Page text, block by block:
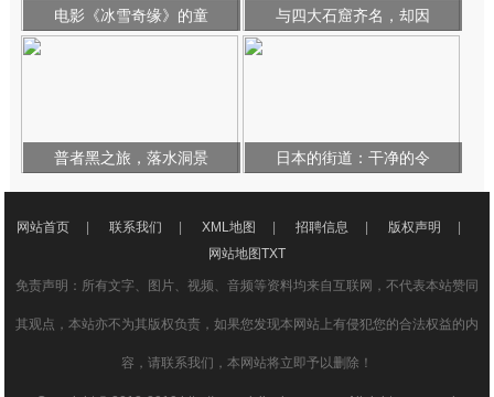
电影《冰雪奇缘》的童 与四大石窟齐名，却因
普者黑之旅，落水洞景 日本的街道：干净的令
网站首页 | 联系我们 | XML地图 | 招聘信息 | 版权声明
|
网站地图TXT
免责声明：所有文字、图片、视频、音频等资料均来自互联网，不代表本站赞同
其观点，本站亦不为其版权负责，如果您发现本网站上有侵犯您的合法权益的内
容，请联系我们，本网站将立即予以删除！